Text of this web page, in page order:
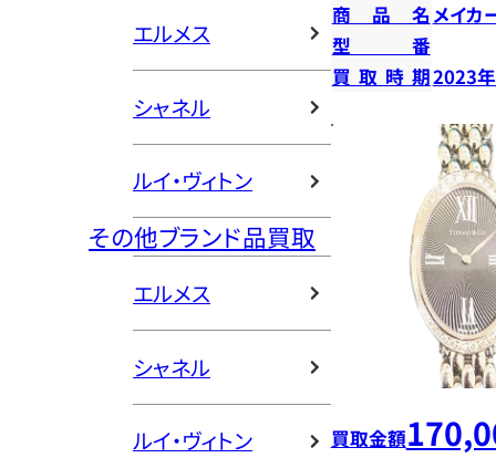
エルメス
シャネル
ルイ・ヴィトン
その他ブランド品買取
エルメス
シャネル
ルイ・ヴィトン
商品名 メイカ
型番
買取時期2023
買取金額